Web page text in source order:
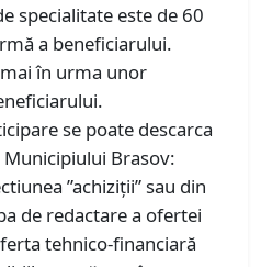
specialitate este de 60
a beneficiarului.
în urma unor
se poate descarca
Brasov:
”achiziții” sau din
de redactare a ofertei
tehnico-financiară